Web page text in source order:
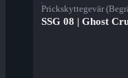
Prickskyttegevär
SSG 08 | Ghost